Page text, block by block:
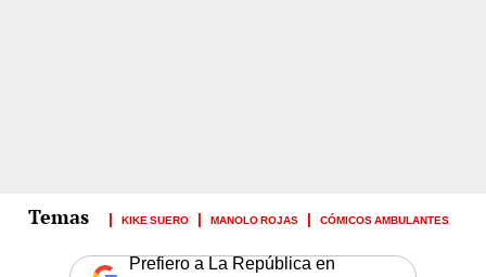
KIKE SUERO MANOLO ROJAS CÓMICOS AMBULANTES
Prefiero a La República en